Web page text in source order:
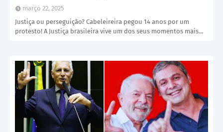
março 22, 2025
Justiça ou perseguição? Cabeleireira pegou 14 anos por um
protesto! A Justiça brasileira vive um dos seus momentos mais…